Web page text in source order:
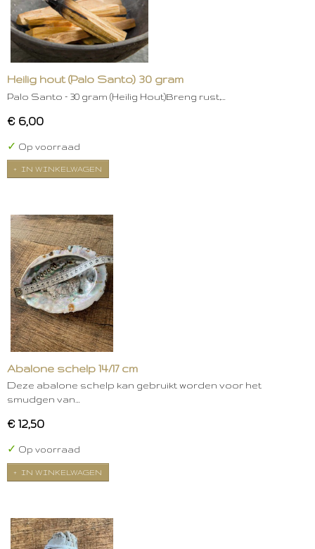
Heilig hout (Palo Santo) 30 gram
Palo Santo – 30 gram (Heilig Hout)Breng rust,…
€ 6,00
✓ Op voorraad
IN WINKELWAGEN
Abalone schelp 14/17 cm
Deze abalone schelp kan gebruikt worden voor het
smudgen van…
€ 12,50
✓ Op voorraad
IN WINKELWAGEN